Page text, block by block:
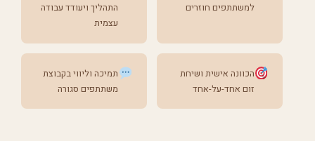
למשתתפים חוזרים
התהליך ויעודד עבודה
עצמית
הכוונה אישית ושיחת
זום אחד-על-אחד
תמיכה וליווי בקבוצת
משתתפים סגורה